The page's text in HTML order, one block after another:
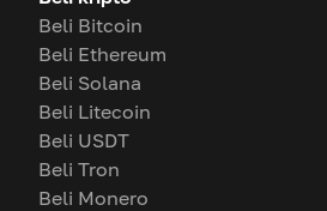
Beli Bitcoin
Beli Ethereum
Beli Solana
Beli Litecoin
Beli USDT
Beli Tron
Beli Monero